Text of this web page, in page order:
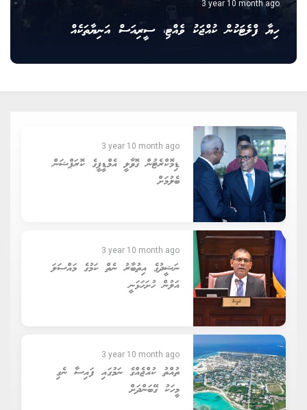
3 year 10 month ago
ހިޔާ ފްލެޓަކުން ކުއްޖަކު ވެއްޓި، ސީރިއަސް އަނިޔާތަކެއް
3 year 10 month ago
ޑިމޮކްރެޓުން ގޮވާލީ އެމްޑީޕީގެ ކޮރަޕްޝަން
ބެލުމަށް
3 year 10 month ago
ނަޝީދުގެ އިތުބާރު ނެތް ކަމުގެ މައްސަލަ
އަލުން ހުށަހަޅަނީ
3 year 10 month ago
ތުއްތު ކުއްޖެއްގެ ނަމުގައި ފައިސާ ނެގި
މީހަކު ގޭބަންދަށް